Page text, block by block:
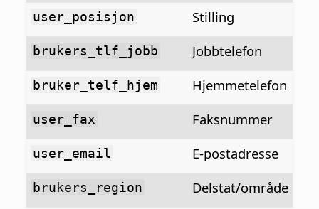
user_posisjon Stilling
brukers_tlf_jobb Jobbtelefon
bruker_telf_hjem Hjemmetelefon
user_fax Faksnummer
user_email E-postadresse
brukers_region Delstat/område